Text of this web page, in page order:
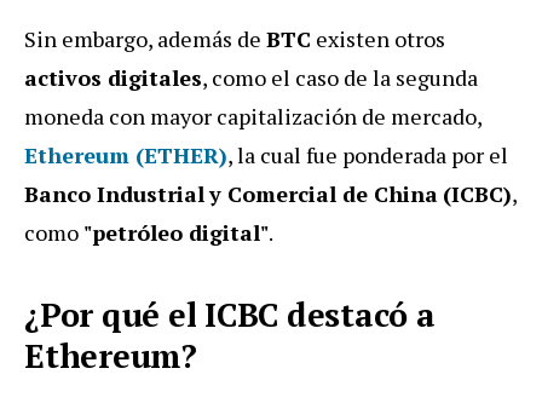
Sin embargo, además de BTC existen otros
activos digitales, como el caso de la segunda
moneda con mayor capitalización de mercado,
Ethereum (ETHER), la cual fue ponderada por el
Banco Industrialy Comercial de China (ICBC),
como "petróleo digital".
¿Por qué el ICBC destacó a
Ethereum?